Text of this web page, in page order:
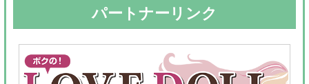
パートナーリンク